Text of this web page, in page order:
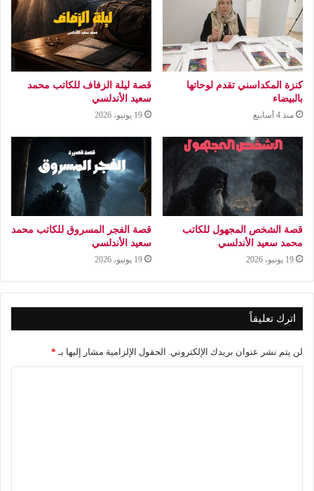
كنزة المكداسني تقدم لوحاتها
بالبيضاء
منذ 4 أسابيع
قصة ليلة الزفاف للكاتب محمد
سعيد الأندلسي
19 يونيو، 2026
قصة الشخص المجهول للكاتب
محمد سعيد الأندلسي
19 يونيو، 2026
قصة الفجر المسروق للكاتب محمد
سعيد الأندلسي
19 يونيو، 2026
اترك تعليقاً
لن يتم نشر عنوان بريدك الإلكتروني. الحقول الإلزامية مشار إليها بـ *